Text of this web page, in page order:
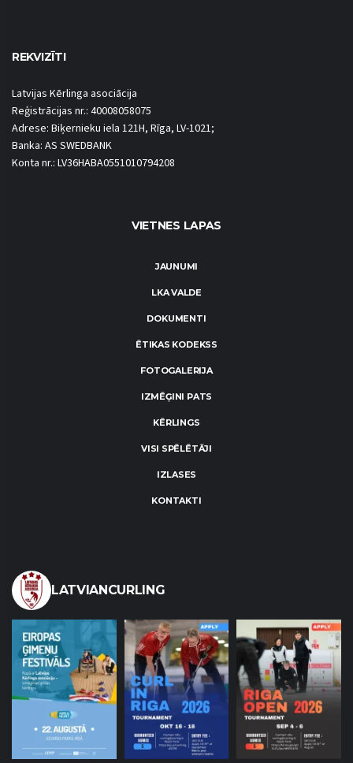
REKVIZĪTI
Latvijas Kērlinga asociācija
Reģistrācijas nr.: 40008058075
Adrese: Biķernieku iela 121H, Rīga, LV-1021;
Banka: AS SWEDBANK
Konta nr.: LV36HABA0551010794208
VIETNES LAPAS
JAUNUMI
LKA VALDE
DOKUMENTI
ĒTIKAS KODEKSS
FOTOGALERIJA
IZMĒĢINI PATS
KĒRLINGS
VISI SPĒLĒTĀJI
IZLASES
KONTAKTI
LATVIANCURLING